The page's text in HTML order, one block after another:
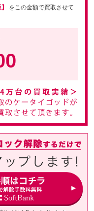
をこの金額で買取させて